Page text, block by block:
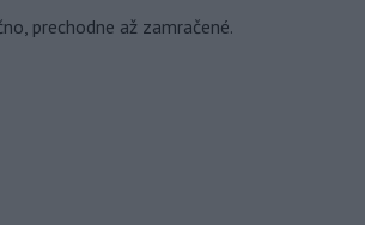
prechodne až zamračené.